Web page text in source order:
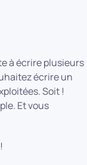
à écrire plusieurs
écrire un
Soit !
Et vous